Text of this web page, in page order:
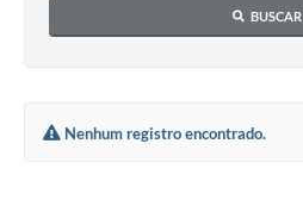
BUSCAR
Nenhum registro encontrado.